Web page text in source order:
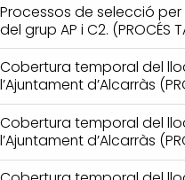
Processos de selecció
del grup AP i C2. (PROCÉS
Cobertura temporal del
l’Ajuntament d’Alcarràs
Cobertura temporal del
l’Ajuntament d’Alcarràs